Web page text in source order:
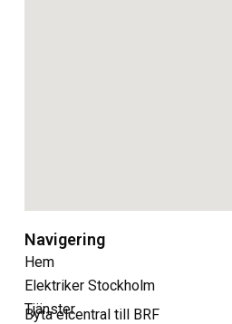
Navigering
Hem
Elektriker Stockholm
Tjänster
Byta elcentral till BRF